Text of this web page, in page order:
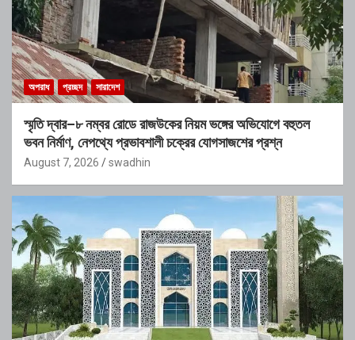
অপরাধ প্রচ্ছদ সারাদেশ
স্মৃতি দ্বার–৮ নম্বর রোডে রাজউকের নিয়ম ভঙ্গের অভিযোগে বহুতল
ভবন নির্মাণ, নেপথ্যে প্রভাবশালী চক্রের যোগসাজশের প্রশ্ন
August 7, 2026 swadhin